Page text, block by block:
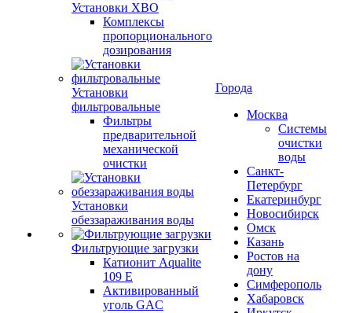
Установки ХВО
Комплексы
пропорционального
дозирования
Установки
фильтровальные
Фильтры
предварительной
механической
очистки
Установки
обеззараживания воды
Фильтрующие загрузки
Катионит Aqualite
109 E
Активированный
уголь GAC
Города
Москва
Системы
очистки
воды
Санкт-
Петербург
Екатеринбург
Новосибирск
Омск
Казань
Ростов на
дону
Симферополь
Хабаровск